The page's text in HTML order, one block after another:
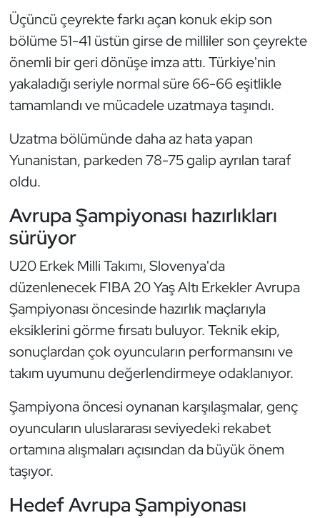
Üçüncü çeyrekte farkı açan konuk ekip son
bölüme 51-41 üstün girse de milliler son çeyrekte
önemli bir geri dönüşe imza attı. Türkiye'nin
yakaladığı seriyle normal süre 66-66 eşitlikle
tamamlandı ve mücadele uzatmaya taşındı.
Uzatma bölümünde daha az hata yapan
Yunanistan, parkeden 78-75 galip ayrılan taraf
oldu.
Avrupa Şampiyonası hazırlıkları
sürüyor
U20 Erkek Milli Takımı, Slovenya'da
düzenlenecek FIBA 20 Yaş Altı Erkekler Avrupa
Şampiyonası öncesinde hazırlık maçlarıyla
eksiklerini görme fırsatı buluyor. Teknik ekip,
sonuçlardan çok oyuncuların performansını ve
takım uyumunu değerlendirmeye odaklanıyor.
Şampiyona öncesi oynanan karşılaşmalar, genç
oyuncuların uluslararası seviyedeki rekabet
ortamına alışmaları açısından da büyük önem
taşıyor.
Hedef Avrupa Şampiyonası
Futbol
Futsal
Genel
Güreş
Hava Sporları
Hentbol
İşitme Engelli Sporcular
Judo ve Kuraş
Kano ve Rafting
Karate
Kayak